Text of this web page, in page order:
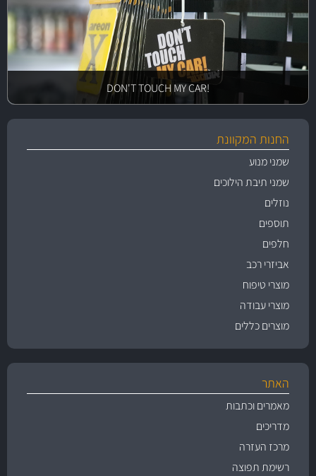
!DON'T TOUCH MY CAR
החנות המקוונת
שמני מנוע
שמני תיבת הילוכים
נוזלים
תוספים
חלפים
אביזרי רכב
מוצרי טיפוח
מוצרי עבודה
מוצרים כללים
האתר
מאמרים וכתבות
מדריכים
מרכז העזרה
רשימת תפוצה